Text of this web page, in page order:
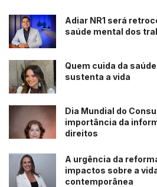
Adiar NR1 será
saúde mental dos
Quem cuida da
sustenta a vida
Dia Mundial do
importância da
direitos
A urgência da
impactos sobre a
contemporânea